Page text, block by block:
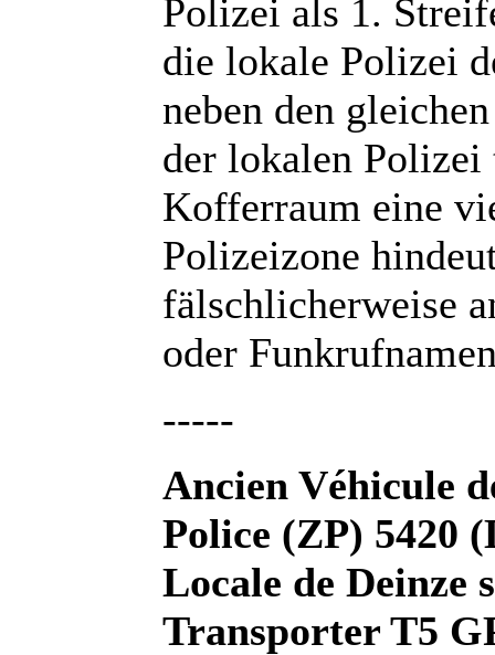
Polizei als 1.
die lokale Polizei
neben den
der lokalen Polizei
Kofferraum eine
Polizeizone
fälschlicherweise
oder
-----
Ancien Véhicule
Police (ZP) 5420 (
Locale de Deinze
Transporter T5